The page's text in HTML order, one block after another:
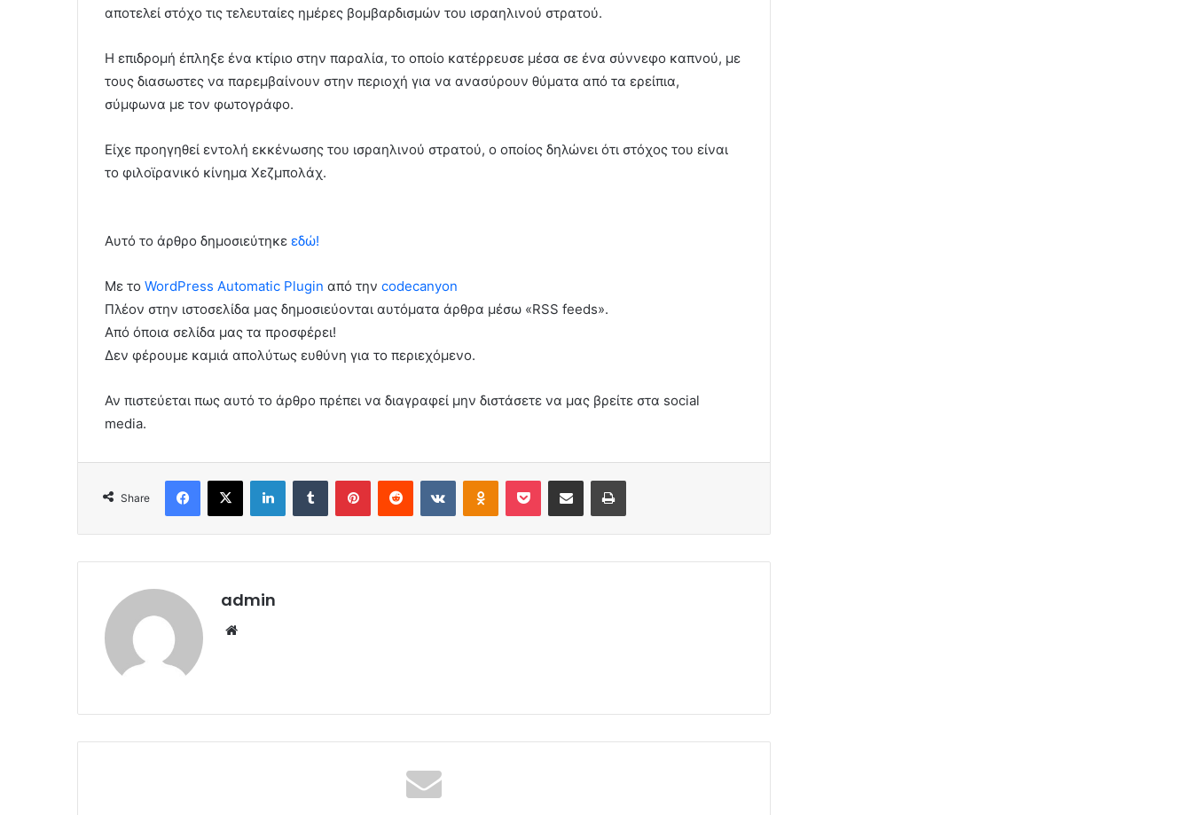
αποτελεί στόχο τις τελευταίες ημέρες βομβαρδισμών του ισραηλινού στρατού.
Η επιδρομή έπληξε ένα κτίριο στην παραλία, το οποίο κατέρρευσε μέσα σε ένα σύννεφο καπνού, με
τους διασωστες να παρεμβαίνουν στην περιοχή για να ανασύρουν θύματα από τα ερείπια,
σύμφωνα με τον φωτογράφο.
Είχε προηγηθεί εντολή εκκένωσης του ισραηλινού στρατού, ο οποίος δηλώνει ότι στόχος του είναι
το φιλοϊρανικό κίνημα Χεζμπολάχ.
Αυτό το άρθρο δημοσιεύτηκε εδώ!
Με το WordPress Automatic Plugin από την codecanyon
Πλέον στην ιστοσελίδα μας δημοσιεύονται αυτόματα άρθρα μέσω «RSS feeds».
Από όποια σελίδα μας τα προσφέρει!
Δεν φέρουμε καμιά απολύτως ευθύνη για το περιεχόμενο.
Αν πιστεύεται πως αυτό το άρθρο πρέπει να διαγραφεί μην διστάσετε να μας βρείτε στα social
media.
Share
Facebook
X LinkedInTumblr PinterestReddit VKontakteOdnoklassniki
Pocket Share via Email Print
admin